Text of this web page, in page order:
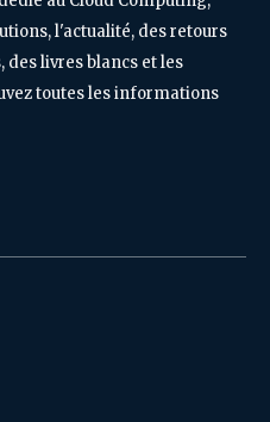
l'actualité, des retours
livres blancs et les
toutes les informations